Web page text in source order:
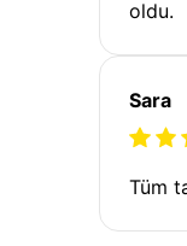
oldu.
Sara
Tüm